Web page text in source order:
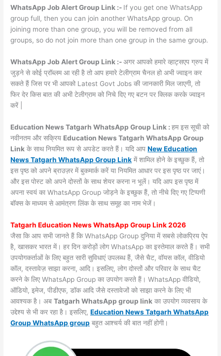
WhatsApp Job Alert Group Link :- If you get one WhatsApp
group full, then you can join another WhatsApp group. On
joining more than one group, you will be removed from all
groups, so do not join more than one group in the same group.
WhatsApp Job Alert Group Link :-अगर आपको हमारे व्हाट्सएप ग्रुप में
जुड़ने से कोई प्रॉब्लम आ रही है तो आप हमारे टेलीग्राम चैनल हो अभी ज्वाइन कर
सकते हैं जिस पर भी आपको Latest Govt Jobs की जानकारी मिल जाएगी, तो
फिर देर किस बात की अभी टेलीग्राम को निचे दिए गए बटन पर क्लिक करके ज्वाइन
करें |
Education News Tatgarh WhatsApp Group Link :हम इस सूची को
नवीनतम और सक्रिय Education News Tatgarh WhatsApp Group
Link के साथ नियमित रूप से अपडेट करते हैं। यदि आपNew Education
News Tatgarh WhatsApp Group Link में शामिल होने के इच्छुक हैं, तो
इस पृष्ठ को अपने ब्राउज़र में बुकमार्क करें या नियमित आधार पर इस पृष्ठ पर जाएं।
और इस पोस्ट को अपने दोस्तों के साथ शेयर करना न भूलें। यदि आप इस पृष्ठ में
अपना स्वयं का WhatsApp Group जोड़ने के इच्छुक हैं, तो नीचे दिए गए टिप्पणी
बॉक्स के माध्यम से आमंत्रण लिंक के साथ समूह का नाम भेजें।
Tatgarh Education News WhatsApp Group Link 2026
जैसा कि आप सभी जानते हैं कि WhatsApp Group दुनिया में सबसे लोकप्रिय ऐप
है, खासकर भारत में। हर दिन करोड़ों लोग WhatsApp का इस्तेमाल करते हैं। सभी
उपयोगकर्ताओं के लिए बहुत सारी सुविधाएं उपलब्ध हैं, जैसे चैट, वॉयस कॉल, वीडियो
कॉल, दस्तावेज़ साझा करना, आदि। इसलिए, लोग दोस्तों और परिवार के साथ चैट
करने के लिए WhatsApp Group का उपयोग करते हैं। WhatsApp वीडियो,
ऑडियो, इमेज, पीडीएफ, डॉक आदि जैसे दस्तावेजों को साझा करने के लिए भी
आवश्यक है। अबTatgarh WhatsApp group link का उपयोग व्यवसाय के
उद्देश्य से भी कर रहा है। इसलिए,Education News Tatgarh WhatsApp
Group WhatsApp group बहुत आश्चर्य की बात नहीं होगी।